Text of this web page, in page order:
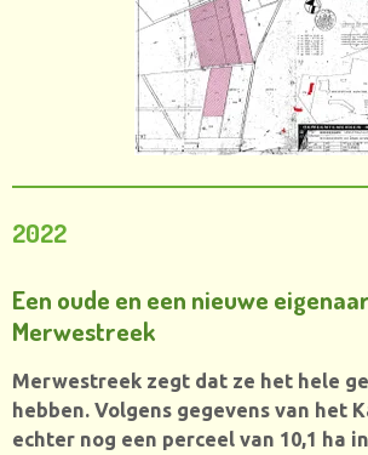
2022
Een oude en een nieuwe
Merwestreek
Merwestreek zegt dat ze het hele
hebben. Volgens gegevens van het
echter nog een perceel van 10,1 ha